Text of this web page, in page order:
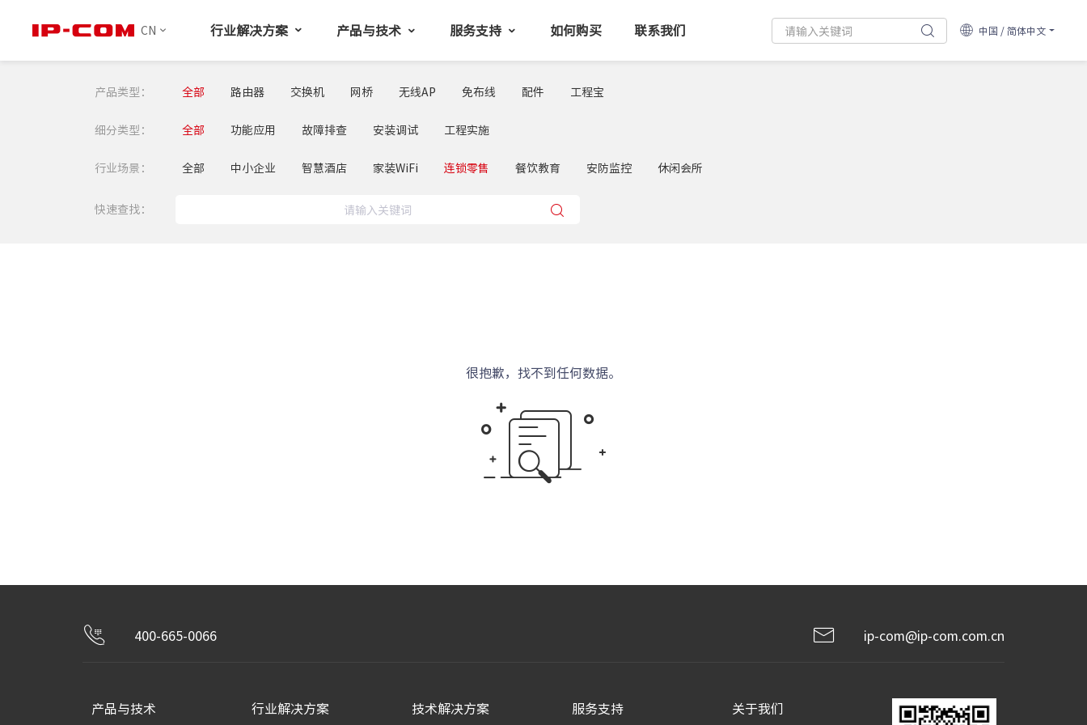
CN 行业解决方案 产品与技术 服务支持 如何购买 联系我们 中国 / 简体中文
产品类型： 全部 路由器 交换机 网桥 无线AP 免布线 配件 工程宝
细分类型： 全部 功能应用 故障排查 安装调试 工程实施
行业场景： 全部 中小企业 智慧酒店 家装WiFi 连锁零售 餐饮教育 安防监控 休闲会所
快速查找：
很抱歉，找不到任何数据。
400-665-0066 ip-com@ip-com.com.cn
产品与技术 行业解决方案 技术解决方案 服务支持 关于我们